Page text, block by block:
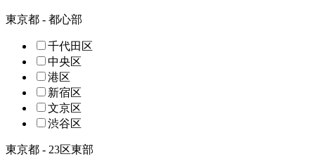
東京都 - 都心部
千代田区
中央区
港区
新宿区
文京区
渋谷区
東京都 - 23区東部